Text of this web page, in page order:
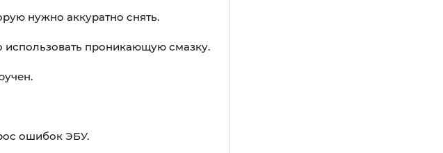
нужно аккуратно снять.
использовать проникающую смазку.
ошибок ЭБУ.